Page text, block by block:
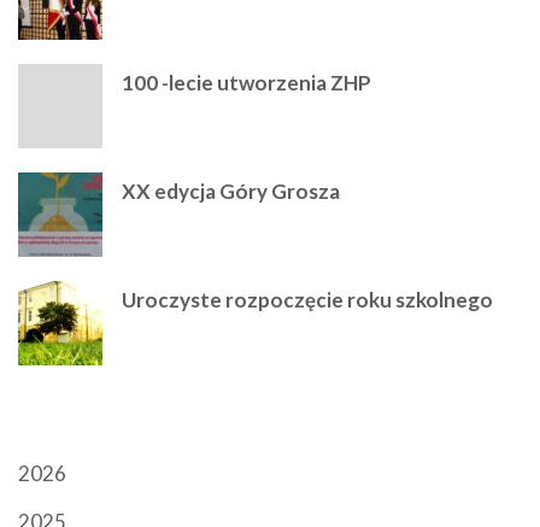
100 -lecie utworzenia ZHP
XX edycja Góry Grosza
Uroczyste rozpoczęcie roku szkolnego
2026
2025